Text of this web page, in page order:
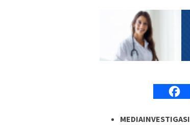
MEDIAINVESTIGASI